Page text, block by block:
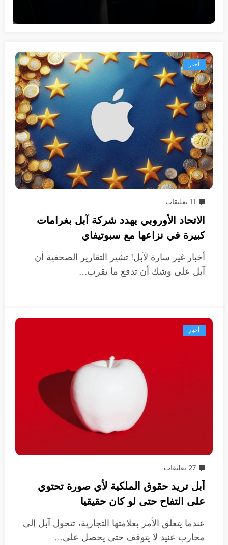
أخبار
11 تعليقات
الاتحاد الأوروبي يهدد شركة آبل بغرامات
كبيرة في نزاعها مع سبوتيفاي
أخبار غير سارة لآبل! تشير التقارير الصحفية أن
آبل على وشك أن تدفع ما يقرب…
أخبار
27 تعليقات
آبل تريد حقوق الملكية لأي صورة تحتوي
على التفاح حتى لو كان حقيقيا
عندما يتعلق الأمر بعلامتها التجارية، تتحول آبل إلى
محارب عنيد لا يتوقف حتى يحصل على…